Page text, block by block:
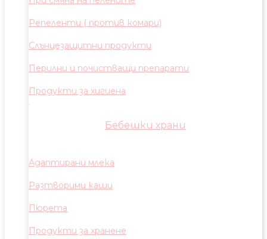
Репеленти ( против комари)
Слънцезащитни продукти
Перилни и почистващи препарати
Продукти за хигиена
Бебешки храни
Адаптирани млека
Разтворими каши
Пюрета
Продукти за хранене